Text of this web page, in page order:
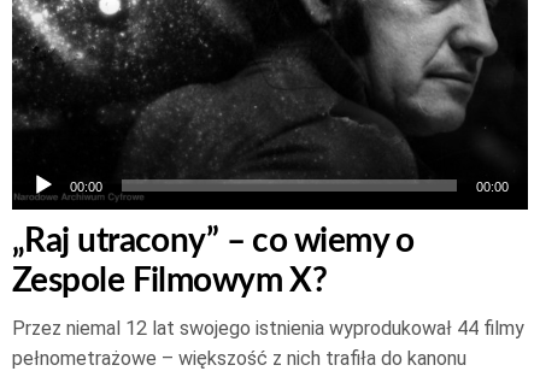
00:00 00:00
„Raj utracony” – co wiemy o
Zespole Filmowym X?
Przez niemal 12 lat swojego istnienia wyprodukował 44 filmy
pełnometrażowe – większość z nich trafiła do kanonu